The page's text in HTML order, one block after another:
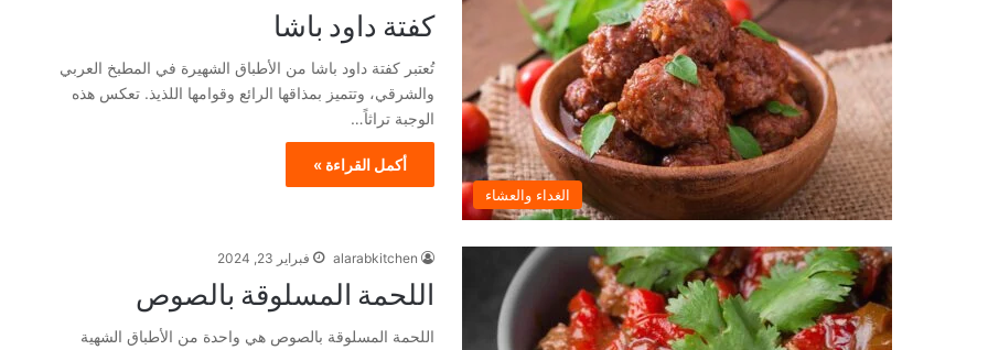
الغداء والعشاء
كفتة داود باشا
تُعتبر كفتة داود باشا من الأطباق الشهيرة في المطبخ العربي
والشرقي، وتتميز بمذاقها الرائع وقوامها اللذيذ. تعكس هذه
الوجبة تراثاً…
أكمل القراءة »
alarabkitchen فبراير 23, 2024
اللحمة المسلوقة بالصوص
اللحمة المسلوقة بالصوص هي واحدة من الأطباق الشهية